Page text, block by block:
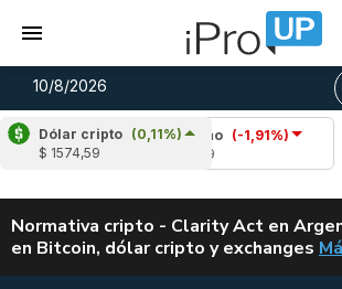
10/8/2026
Dólar cripto (0,11%)
$ 1574,59
Cardano (-1,91%)
ALERTA
Normativa cripto - Clarity Act en
en Bitcoin, dólar cripto y exchanges